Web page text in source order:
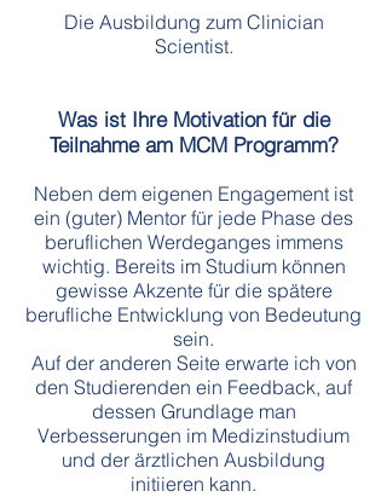
Die Ausbildung zum Clinician
Scientist.
Was ist Ihre Motivation für die
Teilnahme am MCM Programm?
Neben dem eigenen Engagement ist
ein (guter) Mentor für jede Phase des
beruflichen Werdeganges immens
wichtig. Bereits im Studium können
gewisse Akzente für die spätere
berufliche Entwicklung von Bedeutung
sein.
Auf der anderen Seite erwarte ich von
den Studierenden ein Feedback, auf
dessen Grundlage man
Verbesserungen im Medizinstudium
und der ärztlichen Ausbildung
initiieren kann.